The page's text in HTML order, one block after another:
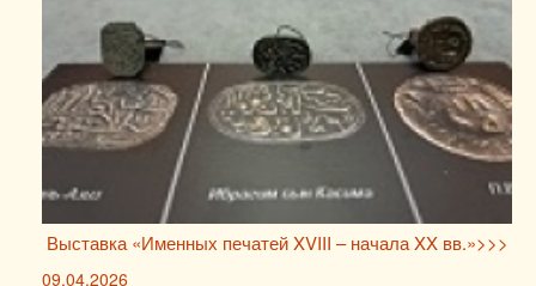
Выставка «Именных печатей XVIII – начала XX вв.»>>>
09.04.2026